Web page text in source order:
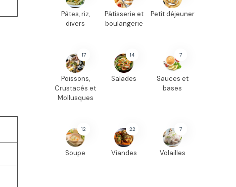
Pâtes, riz,
divers
Pâtisserie et
boulangerie
Petit déjeuner
17
Poissons,
Crustacés et
Mollusques
14
Salades
7
Sauces et
bases
12
Soupe
22
Viandes
7
Volailles